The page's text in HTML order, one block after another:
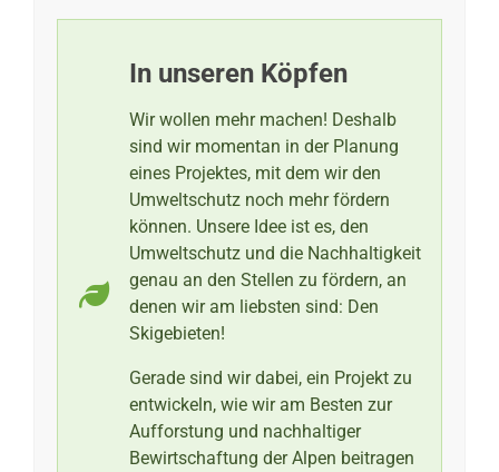
In unseren Köpfen
Wir wollen mehr machen! Deshalb
sind wir momentan in der Planung
eines Projektes, mit dem wir den
Umweltschutz noch mehr fördern
können. Unsere Idee ist es, den
Umweltschutz und die Nachhaltigkeit
genau an den Stellen zu fördern, an
denen wir am liebsten sind: Den
Skigebieten!
Gerade sind wir dabei, ein Projekt zu
entwickeln, wie wir am Besten zur
Aufforstung und nachhaltiger
Bewirtschaftung der Alpen beitragen